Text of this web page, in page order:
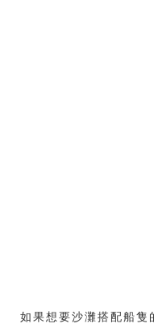
如果想要沙灘搭配船隻